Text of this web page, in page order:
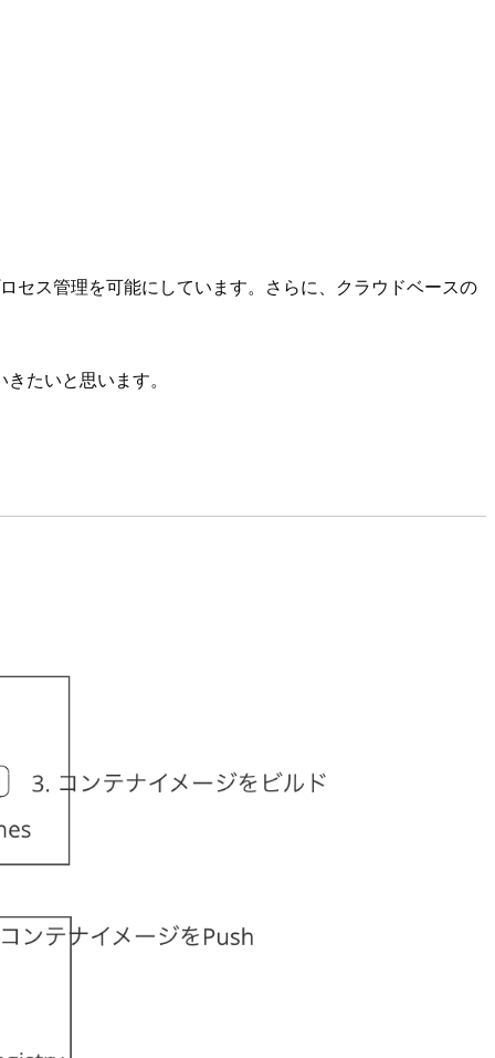
セス管理を可能にしています。さらに、クラウドベースの
たいと思います。